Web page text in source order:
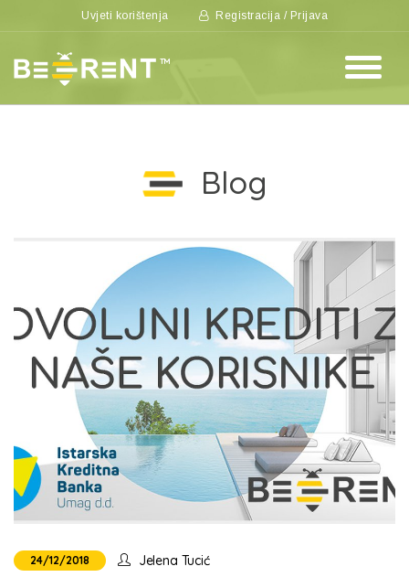
Uvjeti korištenja Registracija / Prijava
Blog
24/12/2018 Jelena Tucić